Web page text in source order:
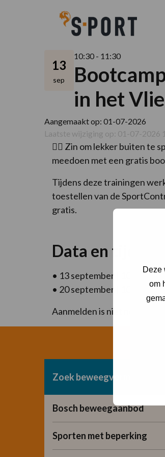
Deze
om
13
sep
10:30 - 11:30
in het
Aangemaakt op: 01-07-2026
Laatste wijziging op: 01-07-2026
🏋️‍♀️ Zin om lekker buiten te
meedoen met een gratis
Tijdens deze trainingen
toestellen van de
gratis.
Data en tijden:
• 13 september | 10.30 –
• 20 september | 10.30 –
Aanmelden is niet nodig; je
Zoek beweegvorm
Bosch beweegaanbod
Sporten met beperking